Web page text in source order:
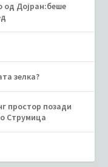
од Дојран:беше
зелка?
простор позади
Струмица